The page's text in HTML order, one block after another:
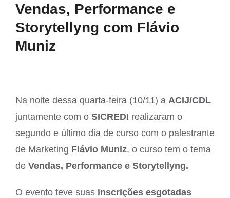
Vendas, Performance e
Storytellyng com Flávio
Muniz
Na noite dessa quarta-feira (10/11) a ACIJ/CDL
juntamente com o SICREDI realizaram o
segundo e último dia de curso com o palestrante
de Marketing Flávio Muniz, o curso tem o tema
de Vendas, Performance e Storytellyng.
O evento teve suas inscrições esgotadas